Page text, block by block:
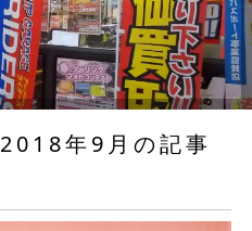
2018年9月の記事